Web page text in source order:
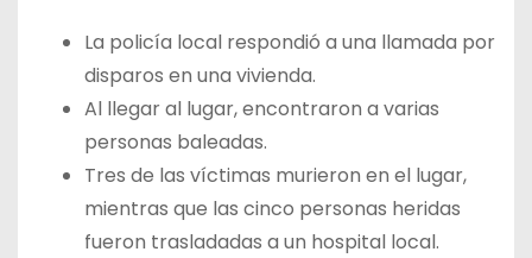
La policía local respondió a una llamada por
disparos en una vivienda.
Al llegar al lugar, encontraron a varias
personas baleadas.
Tres de las víctimas murieron en el lugar,
mientras que las cinco personas heridas
fueron trasladadas a un hospital local.